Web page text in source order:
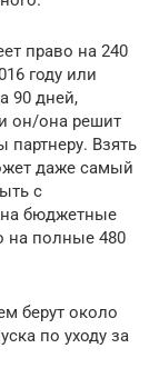
право на 240
году или
90 дней,
он/она решит
партнеру. Взять
даже самый
с
на бюджетные
на полные 480
берут около
по уходу за